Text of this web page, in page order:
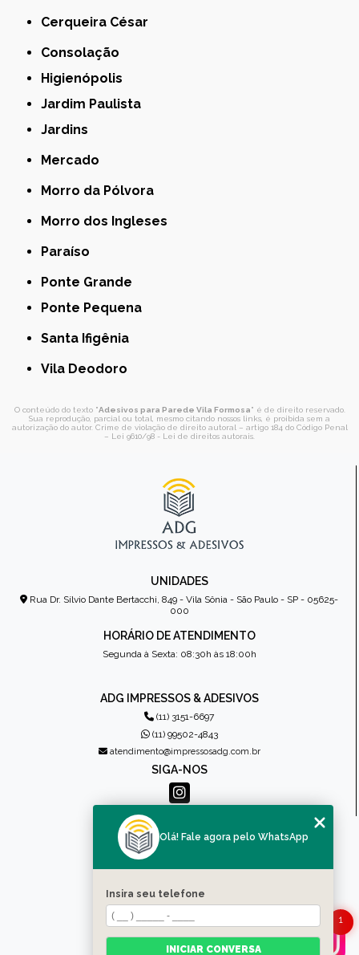
Cerqueira César
Consolação
Higienópolis
Jardim Paulista
Jardins
Mercado
Morro da Pólvora
Morro dos Ingleses
Paraíso
Ponte Grande
Ponte Pequena
Santa Ifigênia
Vila Deodoro
O conteúdo do texto "Adesivos para Parede Vila Formosa" é de direito reservado.
Sua reprodução, parcial ou total, mesmo citando nossos links, é proibida sem a
autorização do autor. Crime de violação de direito autoral – artigo 184 do Código Penal
– Lei 9610/98 - Lei de direitos autorais
UNIDADES
Rua Dr. Sílvio Dante Bertacchi, 849 - Vila Sônia - São Paulo - SP - 05625-
000
HORÁRIO DE ATENDIMENTO
Segunda à Sexta: 08:30h às 18:00h
ADG IMPRESSOS & ADESIVOS
(11) 3151-6697
(11) 99502-4843
atendimento@impressosadg.com.br
SIGA-NOS
MENU
QUEM SOMOS
PRODUTOS
CONTATO
CATEGORIAS
MAPA DO SITE
1
Olá! Fale agora pelo WhatsApp
Insira seu telefone
INICIAR CONVERSA